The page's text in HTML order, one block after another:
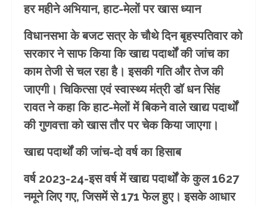
हर महीने अभियान, हाट-मेलों पर खास ध्यान
विधानसभा के बजट सत्र के चौथे दिन बृहस्पतिवार को
सरकार ने साफ किया कि खाद्य पदार्थों की जांच का
काम तेजी से चल रहा है। इसकी गति और तेज की
जाएगी। चिकित्सा एवं स्वास्थ्य मंत्री डॉ धन सिंह
रावत ने कहा कि हाट-मेलों में बिकने वाले खाद्य पदार्थों
की गुणवत्ता को खास तौर पर चेक किया जाएगा।
खाद्य पदार्थों की जांच-दो वर्ष का हिसाब
वर्ष 2023-24-इस वर्ष में खाद्य पदार्थों के कुल 1627
नमूने लिए गए, जिसमें से 171 फेल हुए। इसके आधार